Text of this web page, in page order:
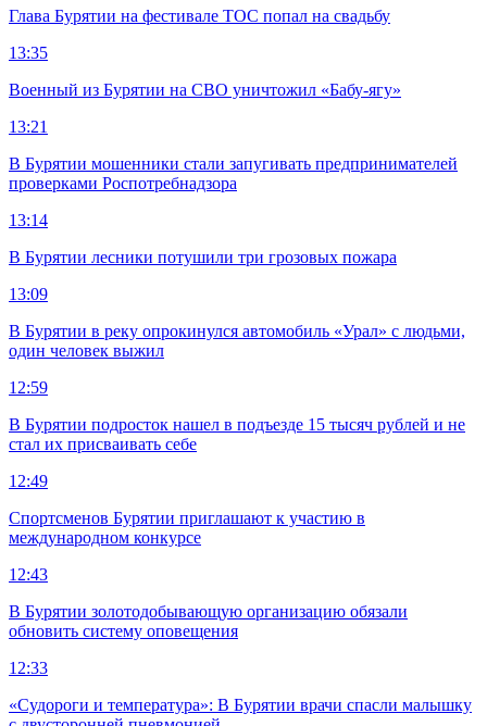
Глава Бурятии на фестивале ТОС попал на свадьбу
13:35
Военный из Бурятии на СВО уничтожил «Бабу-ягу»
13:21
В Бурятии мошенники стали запугивать предпринимателей
проверками Роспотребнадзора
13:14
В Бурятии лесники потушили три грозовых пожара
13:09
В Бурятии в реку опрокинулся автомобиль «Урал» с людьми,
один человек выжил
12:59
В Бурятии подросток нашел в подъезде 15 тысяч рублей и не
стал их присваивать себе
12:49
Спортсменов Бурятии приглашают к участию в
международном конкурсе
12:43
В Бурятии золотодобывающую организацию обязали
обновить систему оповещения
12:33
«Судороги и температура»: В Бурятии врачи спасли малышку